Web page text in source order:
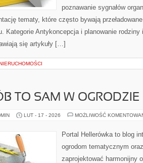
poznawanie sygnałów
tematy, które często bywają
Kategorie Antykoncepcja i planowanie rodziny
się artykuły […]
TO SAM W OGRODZIE
LUT - 17 - 2026 MOŻLIWOŚĆ
Portal Hellerówka to blog
ogrodom tematycznym
zaprojektować harmonijny